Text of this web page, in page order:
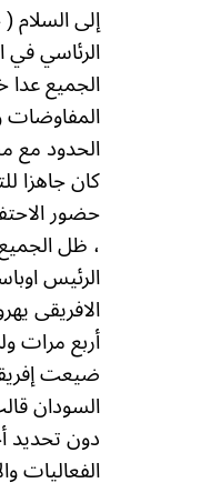
إلى السلام
الرئاسي في
الجميع
الحدود مع
كان جاهزا
حضور
، ظل
الرئيس
الافريقى
أربع مرات
ضيعت
السودان
دون
الفعاليات